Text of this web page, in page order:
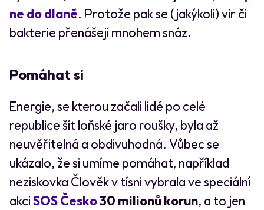
ne do dlaně. Protože pak se (jakýkoli) vir či
bakterie přenášejí mnohem snáz.
Pomáhat si
Energie, se kterou začali lidé po celé
republice šít loňské jaro roušky, byla až
neuvěřitelná a obdivuhodná. Vůbec se
ukázalo, že si umíme pomáhat, například
neziskovka Člověk v tísni vybrala ve speciální
akciSOS Česko30 milionů korun, a to jen